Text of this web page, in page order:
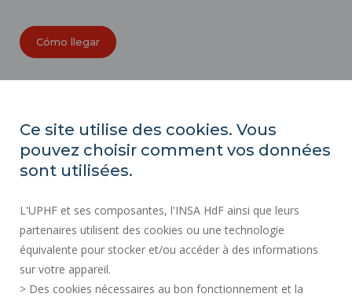
Cómo llegar
ÍNDICE DE IGUALDAD PROFESIONAL
MAPA DEL SITIO
DATOS PERSONALES
CONTRATACIÓN PÚBLICA
INFORMACIÓN LEGAL
CONTRATACIÓN
Ce site utilise des cookies. Vous
pouvez choisir comment vos données
sont utilisées.
L'UPHF et ses composantes, l'INSA HdF ainsi que leurs
partenaires utilisent des cookies ou une technologie
équivalente pour stocker et/ou accéder à des informations
sur votre appareil.
> Des cookies nécessaires au bon fonctionnement et la